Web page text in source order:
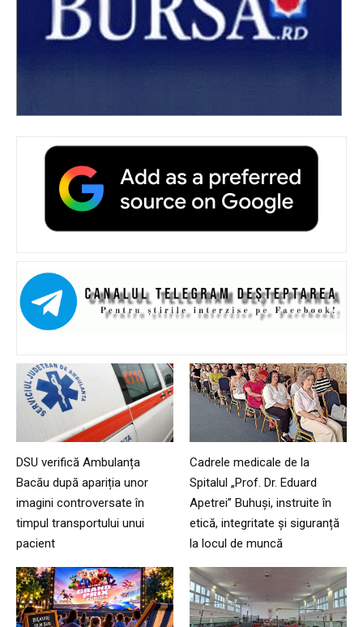
DSU verifică Ambulanța
Bacău după apariția unor
imagini controversate în
timpul transportului unui
pacient
Cadrele medicale de la
Spitalul „Prof. Dr. Eduard
Apetrei” Buhuși, instruite în
etică, integritate și siguranță
la locul de muncă